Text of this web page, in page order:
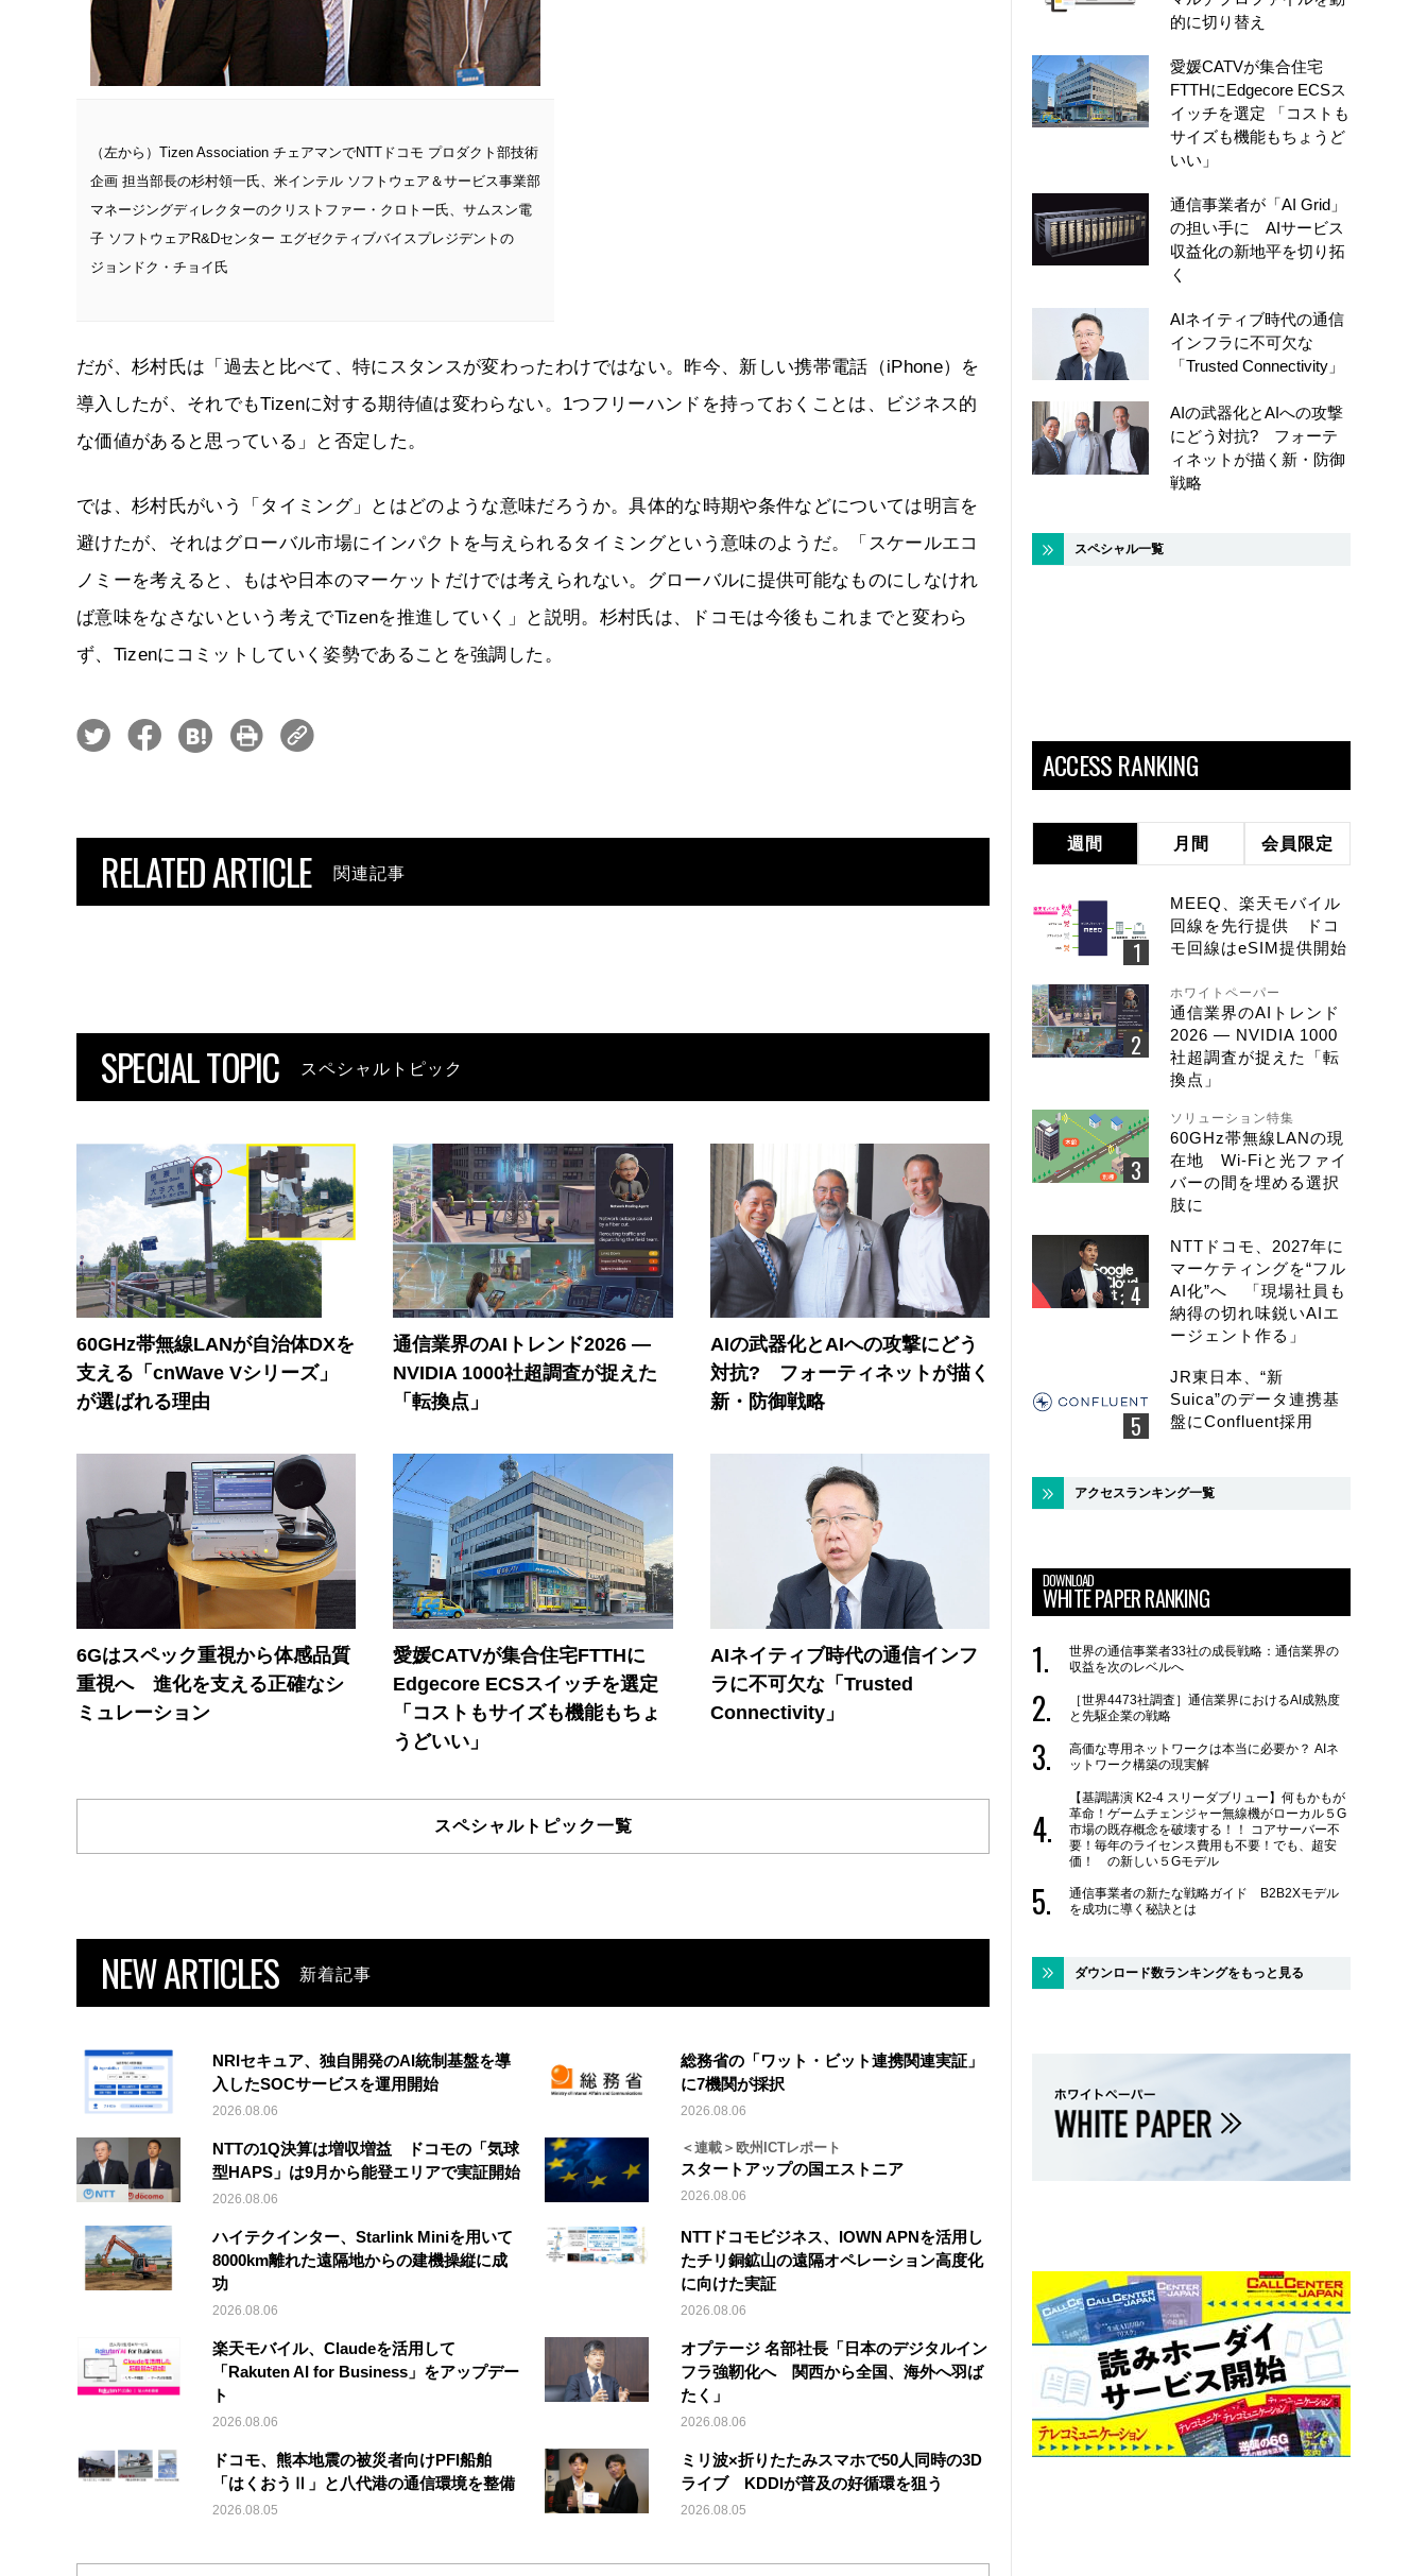
（左から）Tizen Association チェアマンでNTTドコモ プロダクト部技術
企画 担当部長の杉村領一氏、米インテル ソフトウェア＆サービス事業部
マネージングディレクターのクリストファー・クロトー氏、サムスン電
子 ソフトウェアR&Dセンター エグゼクティブバイスプレジデントの
ジョンドク・チョイ氏
だが、杉村氏は「過去と比べて、特にスタンスが変わったわけではない。昨今、新しい携帯電話（iPhone）を
導入したが、それでもTizenに対する期待値は変わらない。1つフリーハンドを持っておくことは、ビジネス的
な価値があると思っている」と否定した。
では、杉村氏がいう「タイミング」とはどのような意味だろうか。具体的な時期や条件などについては明言を
避けたが、それはグローバル市場にインパクトを与えられるタイミングという意味のようだ。「スケールエコ
ノミーを考えると、もはや日本のマーケットだけでは考えられない。グローバルに提供可能なものにしなけれ
ば意味をなさないという考えでTizenを推進していく」と説明。杉村氏は、ドコモは今後もこれまでと変わら
ず、Tizenにコミットしていく姿勢であることを強調した。
RELATED ARTICLE 関連記事
SPECIAL TOPIC スペシャルトピック
60GHz帯無線LANが自治体DXを
支える「cnWave Vシリーズ」
が選ばれる理由
通信業界のAIトレンド2026 ―
NVIDIA 1000社超調査が捉えた
「転換点」
AIの武器化とAIへの攻撃にどう
対抗? フォーティネットが描く
新・防御戦略
6Gはスペック重視から体感品質
重視へ 進化を支える正確なシ
ミュレーション
愛媛CATVが集合住宅FTTHに
Edgecore ECSスイッチを選定
「コストもサイズも機能もちょ
うどいい」
AIネイティブ時代の通信インフ
ラに不可欠な「Trusted
Connectivity」
スペシャルトピック一覧
NEW ARTICLES 新着記事
NRIセキュア、独自開発のAI統制基盤を導
入したSOCサービスを運用開始
2026.08.06
総務省の「ワット・ビット連携関連実証」
に7機関が採択
2026.08.06
NTTの1Q決算は増収増益 ドコモの「気球
型HAPS」は9月から能登エリアで実証開始
2026.08.06
＜連載＞欧州ICTレポート
スタートアップの国エストニア
2026.08.06
ハイテクインター、Starlink Miniを用いて
8000km離れた遠隔地からの建機操縦に成
功
2026.08.06
NTTドコモビジネス、IOWN APNを活用し
たチリ銅鉱山の遠隔オペレーション高度化
に向けた実証
2026.08.06
楽天モバイル、Claudeを活用して
「Rakuten AI for Business」をアップデー
ト
2026.08.06
オプテージ 名部社長「日本のデジタルイン
フラ強靭化へ 関西から全国、海外へ羽ば
たく」
2026.08.06
ドコモ、熊本地震の被災者向けPFI船舶
「はくおうⅡ」と八代港の通信環境を整備
2026.08.05
ミリ波×折りたたみスマホで50人同時の3D
ライブ KDDIが普及の好循環を狙う
2026.08.05
的に切り替え
愛媛CATVが集合住宅
FTTHにEdgecore ECSス
イッチを選定 「コストも
サイズも機能もちょうど
いい」
通信事業者が「AI Grid」
の担い手に AIサービス
収益化の新地平を切り拓
く
AIネイティブ時代の通信
インフラに不可欠な
「Trusted Connectivity」
AIの武器化とAIへの攻撃
にどう対抗? フォーテ
ィネットが描く新・防御
戦略
スペシャル一覧
ACCESS RANKING
週間 月間 会員限定
MEEQ、楽天モバイル
回線を先行提供 ドコ
モ回線はeSIM提供開始
ホワイトペーパー
通信業界のAIトレンド
2026 ― NVIDIA 1000
社超調査が捉えた「転
換点」
ソリューション特集
60GHz帯無線LANの現
在地 Wi-Fiと光ファイ
バーの間を埋める選択
肢に
NTTドコモ、2027年に
マーケティングを“フル
AI化”へ 「現場社員も
納得の切れ味鋭いAIエ
ージェント作る」
JR東日本、“新
Suica”のデータ連携基
盤にConfluent採用
アクセスランキング一覧
DOWNLOAD
WHITE PAPER RANKING
世界の通信事業者33社の成長戦略：通信業界の
収益を次のレベルへ
［世界4473社調査］通信業界におけるAI成熟度
と先駆企業の戦略
高価な専用ネットワークは本当に必要か？ AIネ
ットワーク構築の現実解
【基調講演 K2-4 スリーダブリュー】何もかもが
革命！ゲームチェンジャー無線機がローカル５G
市場の既存概念を破壊する！！ コアサーバー不
要！毎年のライセンス費用も不要！でも、超安
価！ の新しい５Gモデル
通信事業者の新たな戦略ガイド B2B2Xモデル
を成功に導く秘訣とは
ダウンロード数ランキングをもっと見る